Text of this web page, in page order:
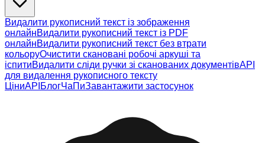
Видалити рукописний текст із зображення
онлайнВидалити рукописний текст із PDF
онлайнВидалити рукописний текст без втрати
кольоруОчистити скановані робочі аркуші та
іспитиВидалити сліди ручки зі сканованих документівAPI
для видалення рукописного тексту
ЦіниAPI БлогЧаПиЗавантажити застосунок